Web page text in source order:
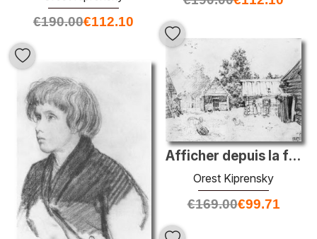
€190.00€112.10
Afficher depuis la fenêtre
Orest Kiprensky
€169.00€99.71